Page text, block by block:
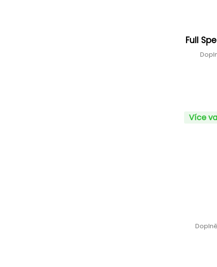
Full
Více